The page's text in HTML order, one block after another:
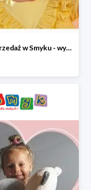
Letnia wyprzedaż w Smyku - wybrane ubrania i buty do -50%